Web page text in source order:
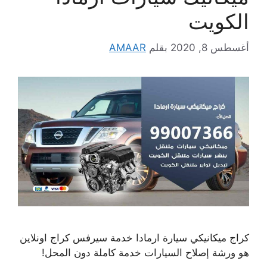
الكويت
أغسطس 8, 2020 بقلم AMAAR
كراج ميكانيكي سيارة ارمادا خدمة سيرفس كراج اونلاين
هو ورشة إصلاح السيارات خدمة كاملة دون المحل!